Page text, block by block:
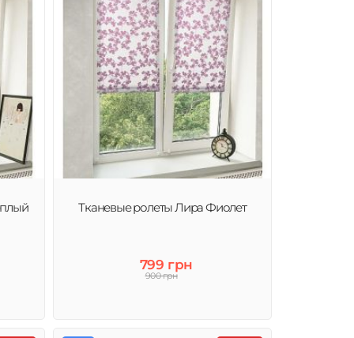
Тканевые ролеты Лира Фиолет
799 грн
900 грн